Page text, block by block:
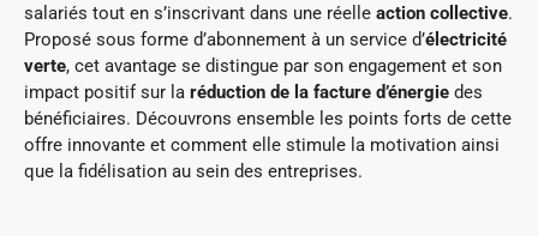
salariés tout en s’inscrivant dans une réelle action collective.
Proposé sous forme d’abonnement à un service d’électricité
verte, cet avantage se distingue par son engagement et son
impact positif sur la réduction de la facture d’énergie des
bénéficiaires. Découvrons ensemble les points forts de cette
offre innovante et comment elle stimule la motivation ainsi
que la fidélisation au sein des entreprises.